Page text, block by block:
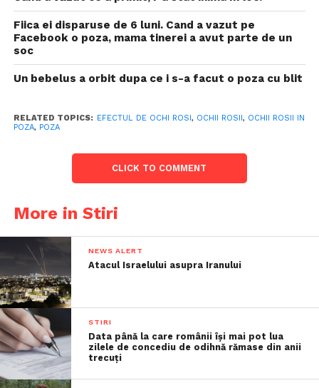
Fiica ei disparuse de 6 luni. Cand a vazut pe
Facebook o poza, mama tinerei a avut parte de un
soc
Un bebelus a orbit dupa ce i s-a facut o poza cu blit
RELATED TOPICS: EFECTUL DE OCHI ROSI, OCHII ROSII, OCHII ROSII IN
POZA, POZA
CLICK TO COMMENT
More in Stiri
NEWS ALERT
Atacul Israelului asupra Iranului
STIRI
Data până la care românii îşi mai pot lua
zilele de concediu de odihnă rămase din anii
trecuţi